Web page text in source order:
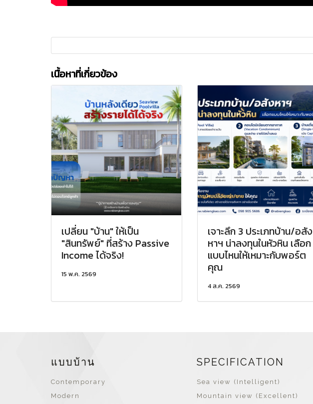
เนื้อหาที่เกี่ยวข้อง
เปลี่ยน "บ้าน" ให้เป็น
"สินทรัพย์" ที่สร้าง Passive
Income ได้จริง!
15 พ.ค. 2569
เจาะลึก 3 ประเภทบ้าน/อสัง
หาฯ น่าลงทุนในหัวหิน เลือก
แบบไหนให้เหมาะกับพอร์ต
คุณ
4 ส.ค. 2569
แบบบ้าน
Contemporary
Modern
SPECIFICATION
Sea view (Intelligent)
Mountain view (Excellent)